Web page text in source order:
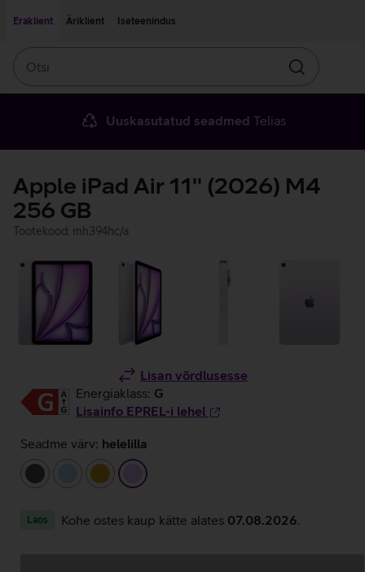
Eraklient
Äriklient Iseteenindus
Otsin
Uuskasutatud seadmed Telias
Apple iPad Air 11'' (2026) M4
256 GB
Tootekood: mh394hc/a
Lisan võrdlusesse
Energiaklass: G
Lisainfo EPREL-i lehel
Seadme värv: helelilla
tumehallhelesininekuldne helelilla
Laos Kohe ostes kaup kätte alates 07.08.2026